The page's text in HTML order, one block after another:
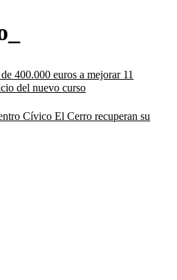
400.000 euros a mejorar 11
del nuevo curso
Cívico El Cerro recuperan su